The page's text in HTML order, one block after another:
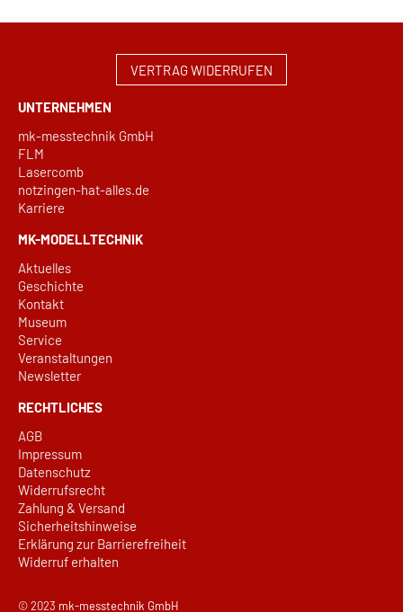
VERTRAG WIDERRUFEN
UNTERNEHMEN
mk-messtechnik GmbH
FLM
Lasercomb
notzingen-hat-alles.de
Karriere
MK-MODELLTECHNIK
Aktuelles
Geschichte
Kontakt
Museum
Service
Veranstaltungen
Newsletter
RECHTLICHES
AGB
Impressum
Datenschutz
Widerrufsrecht
Zahlung & Versand
Sicherheitshinweise
Erklärung zur Barrierefreiheit
Widerruf erhalten
© 2023 mk-messtechnik GmbH